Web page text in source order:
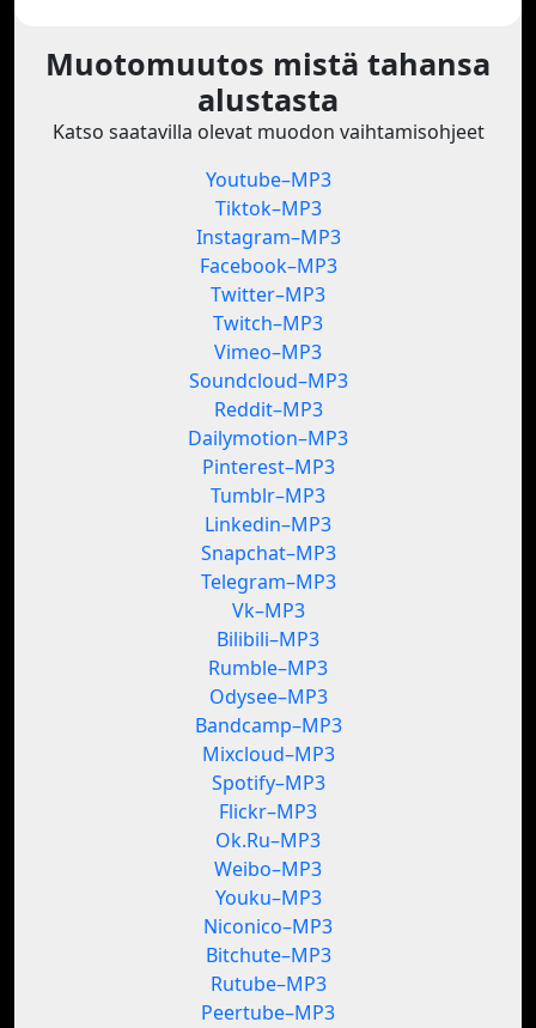
Muotomuutos mistä tahansa
alustasta
Katso saatavilla olevat muodon vaihtamisohjeet
Youtube–MP3
Tiktok–MP3
Instagram–MP3
Facebook–MP3
Twitter–MP3
Twitch–MP3
Vimeo–MP3
Soundcloud–MP3
Reddit–MP3
Dailymotion–MP3
Pinterest–MP3
Tumblr–MP3
Linkedin–MP3
Snapchat–MP3
Telegram–MP3
Vk–MP3
Bilibili–MP3
Rumble–MP3
Odysee–MP3
Bandcamp–MP3
Mixcloud–MP3
Spotify–MP3
Flickr–MP3
Ok.Ru–MP3
Weibo–MP3
Youku–MP3
Niconico–MP3
Bitchute–MP3
Rutube–MP3
Peertube–MP3